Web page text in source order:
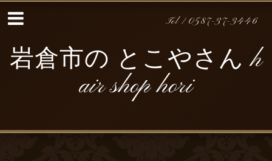
Tel / 0587-37-3446
岩倉市の とこやさん h
air shop hori